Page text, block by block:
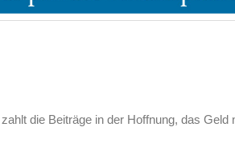
die Beiträge in der Hoffnung, das Geld